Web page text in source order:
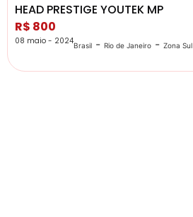
HEAD PRESTIGE YOUTEK MP
R$ 800
08 maio - 2024Brasil - Rio de Janeiro - Zona Sul